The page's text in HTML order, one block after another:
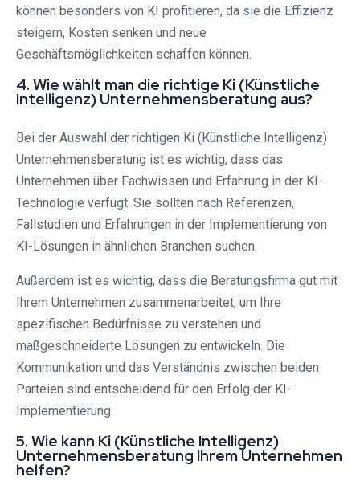
können besonders von KI profitieren, da sie die Effizienz
steigern, Kosten senken und neue
Geschäftsmöglichkeiten schaffen können.
4. Wie wählt man die richtige Ki (Künstliche
Intelligenz) Unternehmensberatung aus?
Bei der Auswahl der richtigen Ki (Künstliche Intelligenz)
Unternehmensberatung ist es wichtig, dass das
Unternehmen über Fachwissen und Erfahrung in der KI-
Technologie verfügt. Sie sollten nach Referenzen,
Fallstudien und Erfahrungen in der Implementierung von
KI-Lösungen in ähnlichen Branchen suchen.
Außerdem ist es wichtig, dass die Beratungsfirma gut mit
Ihrem Unternehmen zusammenarbeitet, um Ihre
spezifischen Bedürfnisse zu verstehen und
maßgeschneiderte Lösungen zu entwickeln. Die
Kommunikation und das Verständnis zwischen beiden
Parteien sind entscheidend für den Erfolg der KI-
Implementierung.
5. Wie kann Ki (Künstliche Intelligenz)
Unternehmensberatung Ihrem Unternehmen
helfen?